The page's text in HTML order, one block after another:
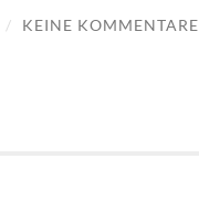
/ KEINE KOMMENTARE